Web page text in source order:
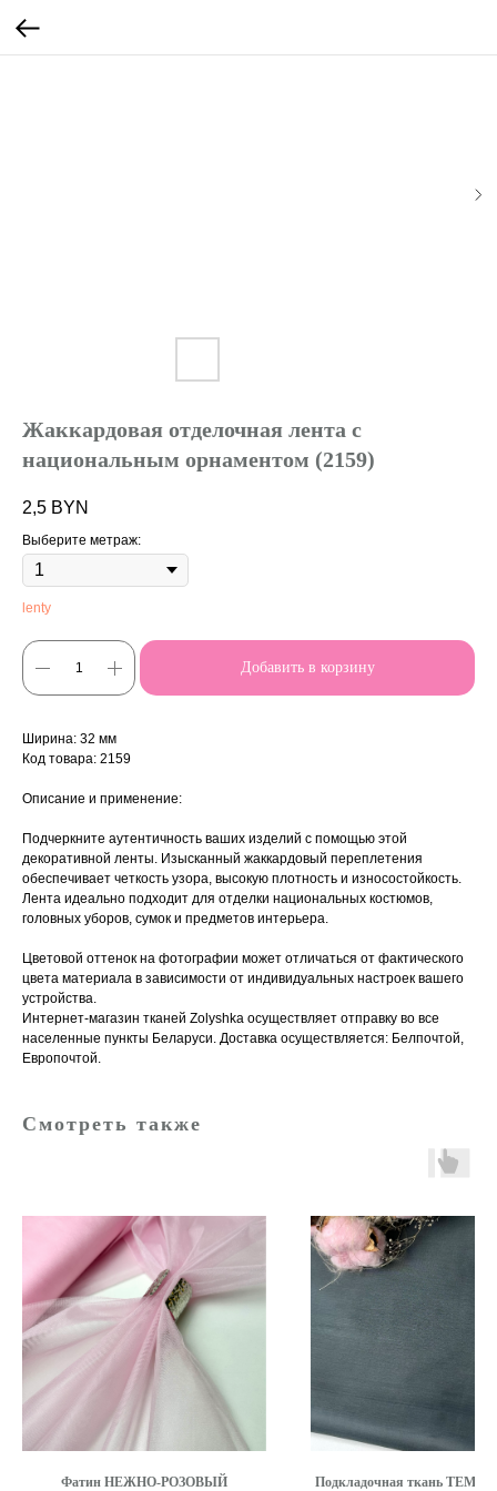
Жаккардовая отделочная лента с
национальным орнаментом (2159)
2,5 BYN
Выберите метраж:
lenty
Добавить в корзину
Ширина: 32 мм
Код товара: 2159
Описание и применение:
Подчеркните аутентичность ваших изделий с помощью этой
декоративной ленты. Изысканный жаккардовый переплетения
обеспечивает четкость узора, высокую плотность и износостойкость.
Лента идеально подходит для отделки национальных костюмов,
головных уборов, сумок и предметов интерьера.
Цветовой оттенок на фотографии может отличаться от фактического
цвета материала в зависимости от индивидуальных настроек вашего
устройства.
Интернет-магазин тканей Zolyshka осуществляет отправку во все
населенные пункты Беларуси. Доставка осуществляется: Белпочтой,
Европочтой.
Смотреть также
Фатин НЕЖНО-РОЗОВЫЙ Подкладочная ткань